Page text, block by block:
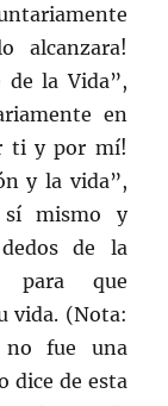
alcanzara!
de la Vida”,
en
ti y por mí!
y la vida”,
sí mismo y
de la
para que
vida. (Nota:
fue una
dice de esta